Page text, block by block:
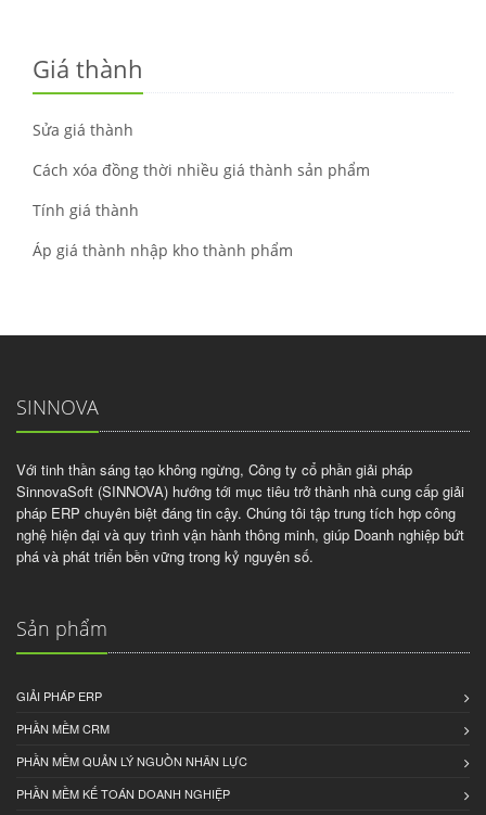
Giá thành
Sửa giá thành
Cách xóa đồng thời nhiều giá thành sản phẩm
Tính giá thành
Áp giá thành nhập kho thành phẩm
SINNOVA
Với tinh thần sáng tạo không ngừng, Công ty cổ phần giải pháp
SinnovaSoft (SINNOVA) hướng tới mục tiêu trở thành nhà cung cấp giải
pháp ERP chuyên biệt đáng tin cậy. Chúng tôi tập trung tích hợp công
nghệ hiện đại và quy trình vận hành thông minh, giúp Doanh nghiệp bứt
phá và phát triển bền vững trong kỷ nguyên số.
Sản phẩm
GIẢI PHÁP ERP
PHẦN MỀM CRM
PHẦN MỀM QUẢN LÝ NGUỒN NHÂN LỰC
PHẦN MỀM KẾ TOÁN DOANH NGHIỆP